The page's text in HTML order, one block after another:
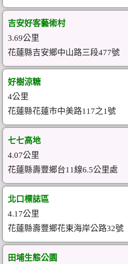
吉安好客藝術村
3.69公里
花蓮縣吉安鄉中山路三段477號
好樹涼糖
4公里
花蓮縣花蓮市中美路117之1號
七七高地
4.07公里
花蓮縣壽豐鄉台11線6.5公里處
北口標誌區
4.17公里
花蓮縣壽豐鄉花東海岸公路32號
田埔生態公園